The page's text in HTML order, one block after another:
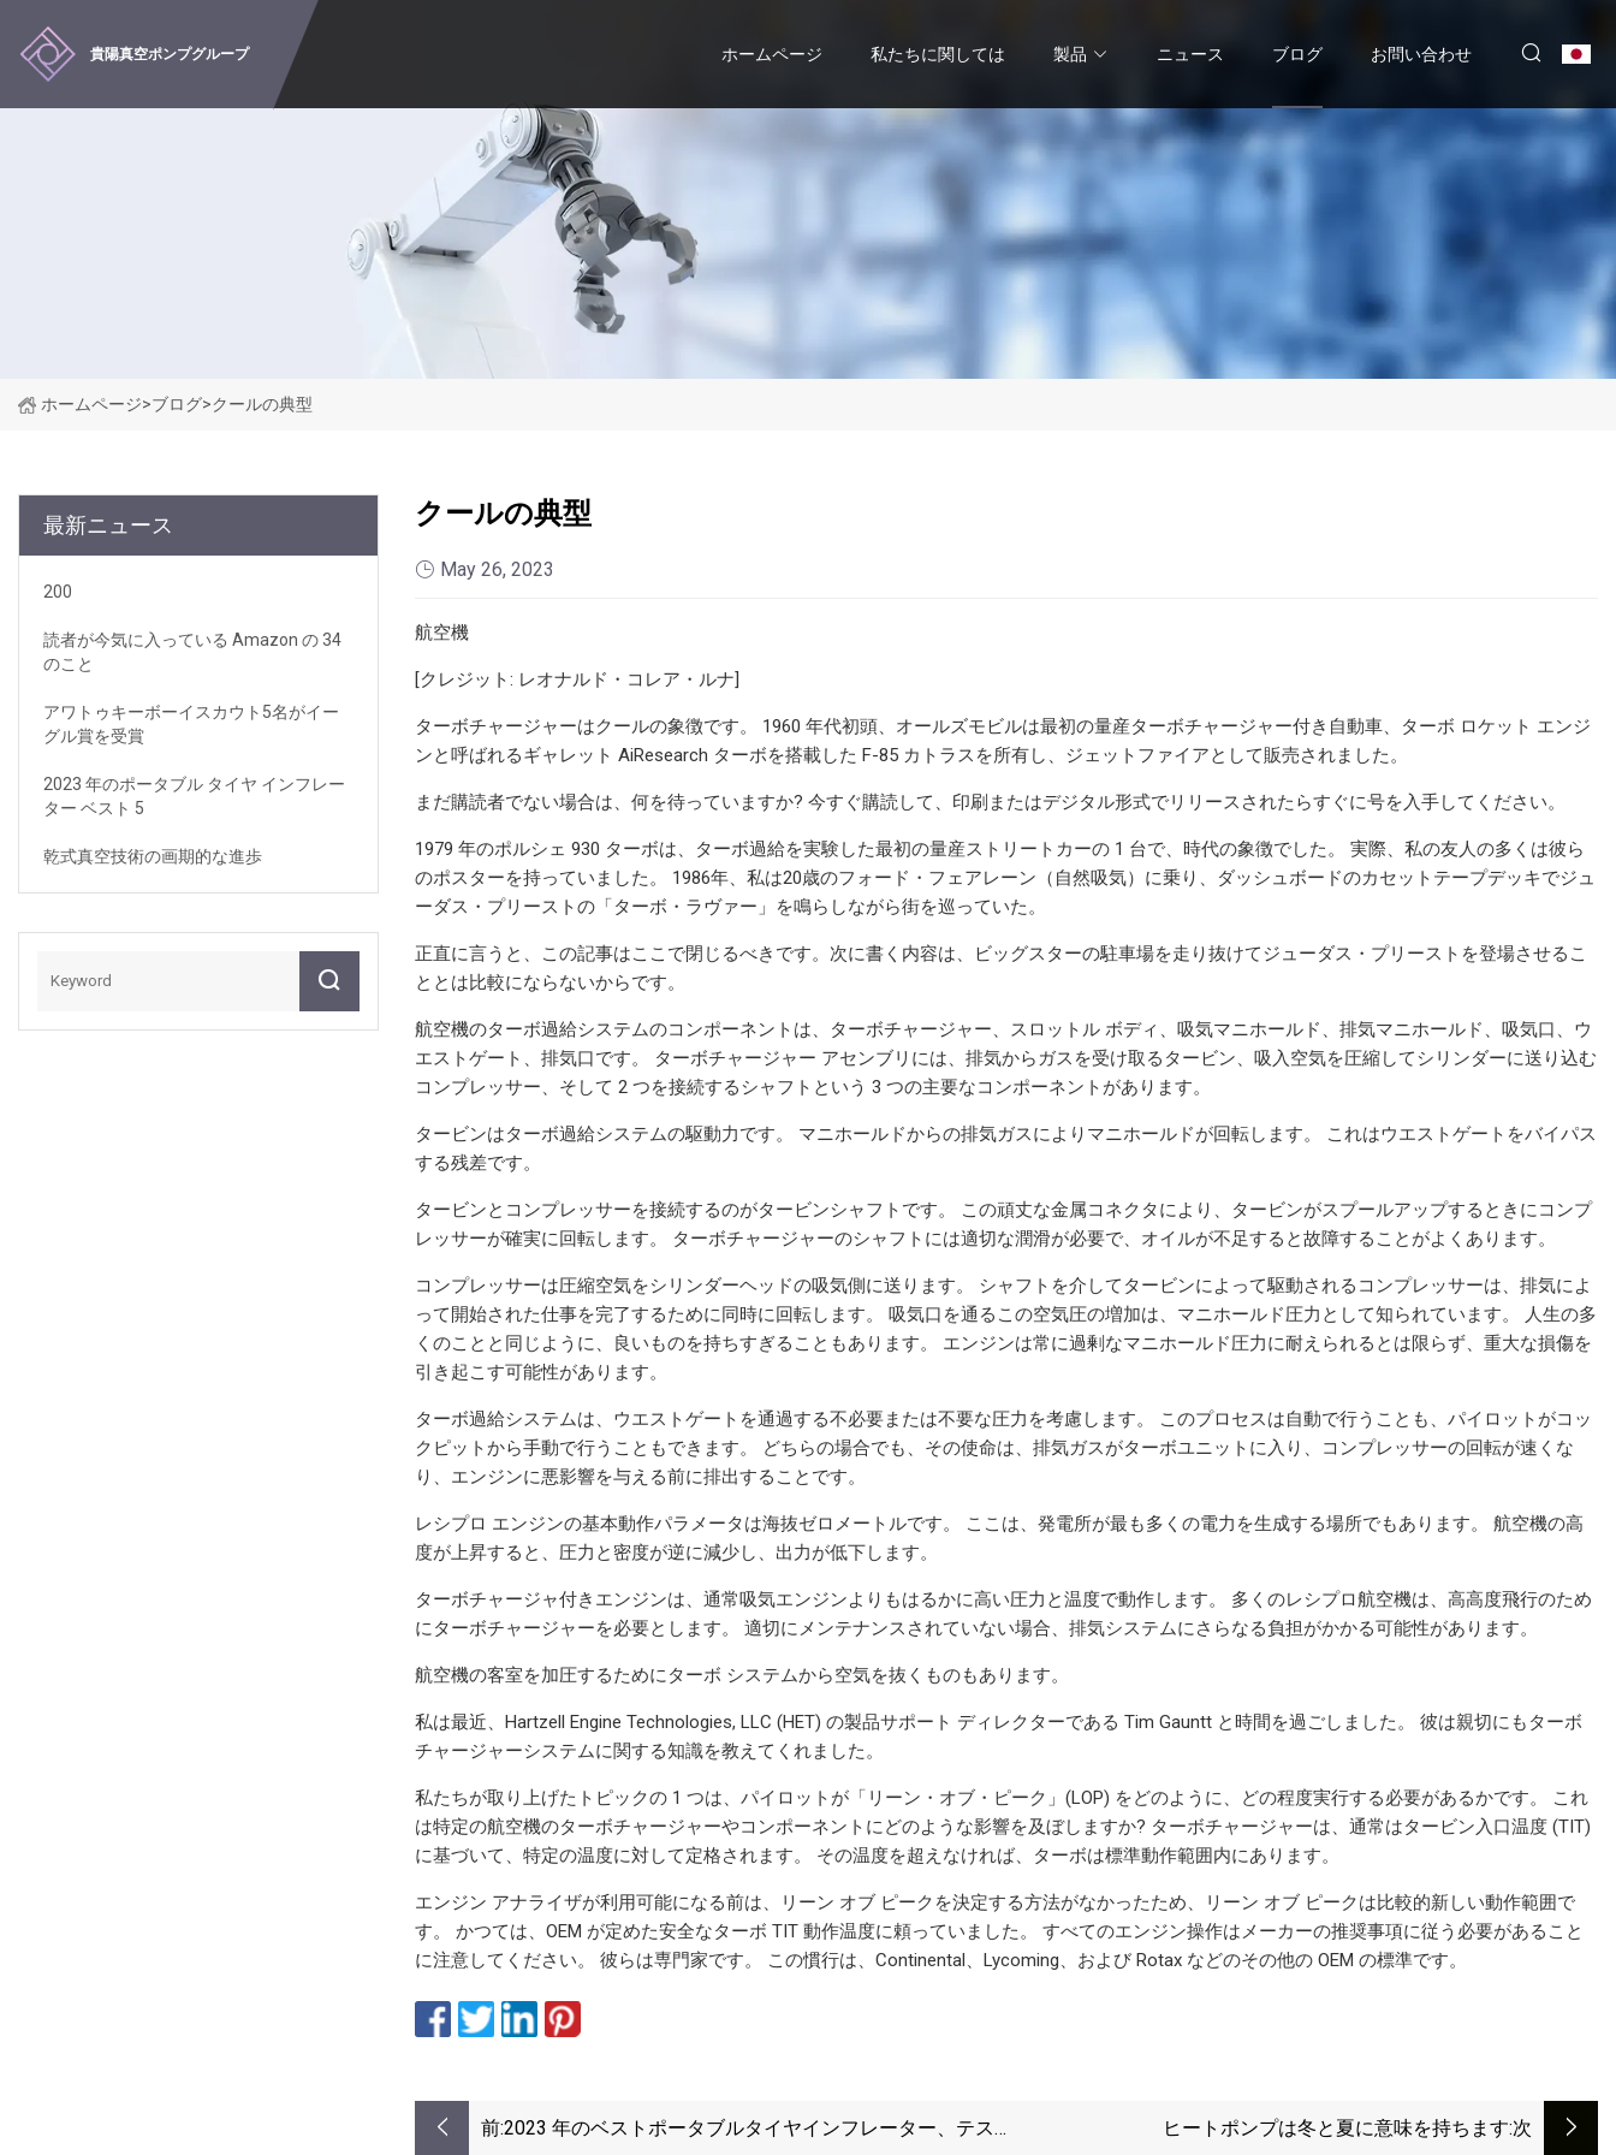
貴陽真空ポンプグループ ホームページ 私たちに関しては 製品 ニュース ブログ お問い合わせ
ホームページ>ブログ>クールの典型
最新ニュース
200
読者が今気に入っている Amazon の 34
のこと
アワトゥキーボーイスカウト5名がイー
グル賞を受賞
2023 年のポータブル タイヤ インフレー
ター ベスト 5
乾式真空技術の画期的な進歩
クールの典型
May 26, 2023
航空機
[クレジット: レオナルド・コレア・ルナ]
ターボチャージャーはクールの象徴です。 1960 年代初頭、オールズモビルは最初の量産ターボチャージャー付き自動車、ターボ ロケット エンジ
ンと呼ばれるギャレット AiResearch ターボを搭載した F-85 カトラスを所有し、ジェットファイアとして販売されました。
まだ購読者でない場合は、何を待っていますか? 今すぐ購読して、印刷またはデジタル形式でリリースされたらすぐに号を入手してください。
1979 年のポルシェ 930 ターボは、ターボ過給を実験した最初の量産ストリートカーの 1 台で、時代の象徴でした。 実際、私の友人の多くは彼ら
のポスターを持っていました。 1986年、私は20歳のフォード・フェアレーン（自然吸気）に乗り、ダッシュボードのカセットテープデッキでジュ
ーダス・プリーストの「ターボ・ラヴァー」を鳴らしながら街を巡っていた。
正直に言うと、この記事はここで閉じるべきです。次に書く内容は、ビッグスターの駐車場を走り抜けてジューダス・プリーストを登場させるこ
ととは比較にならないからです。
航空機のターボ過給システムのコンポーネントは、ターボチャージャー、スロットル ボディ、吸気マニホールド、排気マニホールド、吸気口、ウ
エストゲート、排気口です。 ターボチャージャー アセンブリには、排気からガスを受け取るタービン、吸入空気を圧縮してシリンダーに送り込む
コンプレッサー、そして 2 つを接続するシャフトという 3 つの主要なコンポーネントがあります。
タービンはターボ過給システムの駆動力です。 マニホールドからの排気ガスによりマニホールドが回転します。 これはウエストゲートをバイパス
する残差です。
タービンとコンプレッサーを接続するのがタービンシャフトです。 この頑丈な金属コネクタにより、タービンがスプールアップするときにコンプ
レッサーが確実に回転します。 ターボチャージャーのシャフトには適切な潤滑が必要で、オイルが不足すると故障することがよくあります。
コンプレッサーは圧縮空気をシリンダーヘッドの吸気側に送ります。 シャフトを介してタービンによって駆動されるコンプレッサーは、排気によ
って開始された仕事を完了するために同時に回転します。 吸気口を通るこの空気圧の増加は、マニホールド圧力として知られています。 人生の多
くのことと同じように、良いものを持ちすぎることもあります。 エンジンは常に過剰なマニホールド圧力に耐えられるとは限らず、重大な損傷を
引き起こす可能性があります。
ターボ過給システムは、ウエストゲートを通過する不必要または不要な圧力を考慮します。 このプロセスは自動で行うことも、パイロットがコッ
クピットから手動で行うこともできます。 どちらの場合でも、その使命は、排気ガスがターボユニットに入り、コンプレッサーの回転が速くな
り、エンジンに悪影響を与える前に排出することです。
レシプロ エンジンの基本動作パラメータは海抜ゼロメートルです。 ここは、発電所が最も多くの電力を生成する場所でもあります。 航空機の高
度が上昇すると、圧力と密度が逆に減少し、出力が低下します。
ターボチャージャ付きエンジンは、通常吸気エンジンよりもはるかに高い圧力と温度で動作します。 多くのレシプロ航空機は、高高度飛行のため
にターボチャージャーを必要とします。 適切にメンテナンスされていない場合、排気システムにさらなる負担がかかる可能性があります。
航空機の客室を加圧するためにターボ システムから空気を抜くものもあります。
私は最近、Hartzell Engine Technologies, LLC (HET) の製品サポート ディレクターである Tim Gauntt と時間を過ごしました。 彼は親切にもターボ
チャージャーシステムに関する知識を教えてくれました。
私たちが取り上げたトピックの 1 つは、パイロットが「リーン・オブ・ピーク」(LOP) をどのように、どの程度実行する必要があるかです。 これ
は特定の航空機のターボチャージャーやコンポーネントにどのような影響を及ぼしますか? ターボチャージャーは、通常はタービン入口温度 (TIT)
に基づいて、特定の温度に対して定格されます。 その温度を超えなければ、ターボは標準動作範囲内にあります。
エンジン アナライザが利用可能になる前は、リーン オブ ピークを決定する方法がなかったため、リーン オブ ピークは比較的新しい動作範囲で
す。 かつては、OEM が定めた安全なターボ TIT 動作温度に頼っていました。 すべてのエンジン操作はメーカーの推奨事項に従う必要があること
に注意してください。 彼らは専門家です。 この慣行は、Continental、Lycoming、および Rotax などのその他の OEM の標準です。
前:2023 年のベストポータブルタイヤインフレーター、テス
ヒートポンプは冬と夏に意味を持ちます:次